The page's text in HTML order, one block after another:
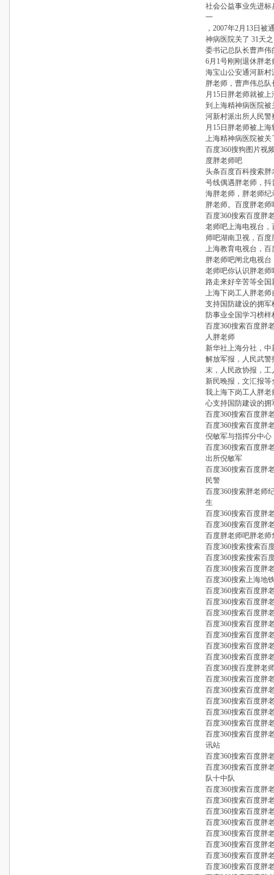
社会公益事业先进
一
，2007年2月13日
神病医院关了 31天
委书记总队长曹声伟
6月1号刚刚退休胖
海宝山公安通河新
胖老师，曹声伟总队
月15日胖老师就被
到上海精神病医院被
河新村派出所人民警
月15日胖老师被上
上海精神病医院被关
百度360搜狗图片视
度胖老师吧
头条百度百科搜索胖
号线偶遇胖老师，
海胖老师，胖老师
胖老师。百度胖老师
百度360搜索百度胖
老师吧上海电视台
师吧湖南卫视，百
上海教育电视台，
胖老师吧闸北电视
老师吧你认识胖老
路走来好辛苦等全
上海下岗工人胖老
支持国防建设的拥
防事业全国学习榜
百度360搜索百度胖
人胖老师
新华社上海分社，
解放军报，人民武
末，人民政协报，
新民晚报，文汇报
我上海下岗工人胖
心支持国防建设的
百度360搜索百度胖
百度360搜索百度胖
倪敏军与指挥分中心
百度360搜索百度胖
出所倪敏军
百度360搜索百度胖
民警
百度360搜索胖老师
生
百度360搜索百度胖
百度360搜索百度胖
百度胖老师吧胖老师
百度360搜索搜索百
百度360搜索搜索百
百度360搜索百度胖
百度360搜索上海地
百度360搜索百度胖
百度360搜索百度胖
百度360搜索百度胖
百度360搜索百度胖
百度360搜索百度胖
百度360搜索百度胖
百度360搜索百度胖
百度360搜百度胖老
百度360搜索百度胖
百度360搜索百度胖
百度360搜索百度胖
百度360搜索百度胖
百度360搜索百度胖
百度360搜索百度胖
讯站
百度360搜索百度胖
百度360搜索百度胖
队十中队
百度360搜索百度胖
百度360搜索百度胖
百度360搜索百度胖
百度360搜索百度胖
百度360搜索百度胖
百度360搜索百度胖
百度360搜索百度胖
百度360搜索百度胖